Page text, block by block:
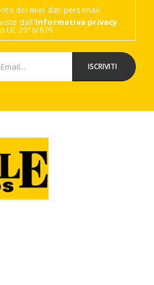
dei miei dati personali
dall'Informativa privacy
UE 2016/679.